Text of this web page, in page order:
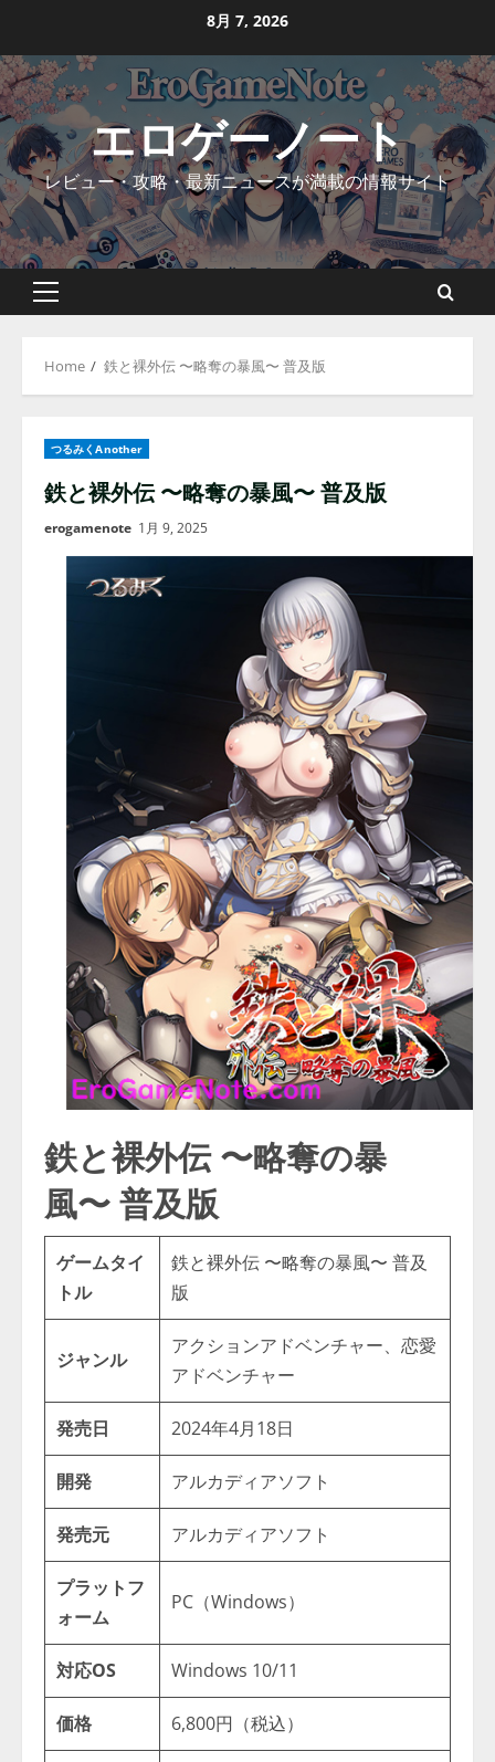
content
8月 7, 2026
エロゲーノート
レビュー・攻略・最新ニュースが満載の情報サイト
Primary
Home 鉄と裸外伝 〜略奪の暴風〜 普及版
つるみくAnother
鉄と裸外伝 〜略奪の暴風〜 普及版
erogamenote 1月 9, 2025
鉄と裸外伝 〜略奪の暴
風〜 普及版
ゲームタイ
トル
鉄と裸外伝 〜略奪の暴風〜 普及
版
ジャンル
アクションアドベンチャー、恋愛
アドベンチャー
発売日 2024年4月18日
開発 アルカディアソフト
発売元 アルカディアソフト
プラットフ
ォーム
PC（Windows）
対応OS Windows 10/11
価格 6,800円（税込）